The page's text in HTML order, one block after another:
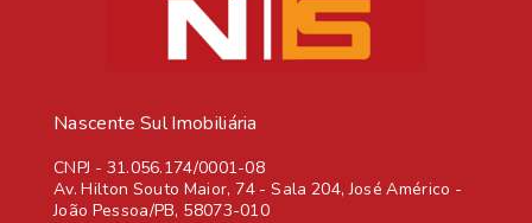
Nascente Sul Imobiliária
CNPJ - 31.056.174/0001-08
Av. Hilton Souto Maior, 74 - Sala 204, José Américo -
João Pessoa/PB, 58073-010